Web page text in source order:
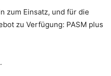
zum Einsatz, und für die
zu Verfügung: PASM plus